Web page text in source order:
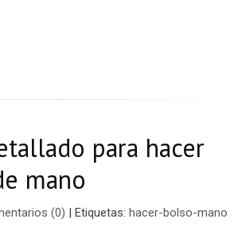
para hacer
mano
(0) | Etiquetas: hacer-bolso-mano